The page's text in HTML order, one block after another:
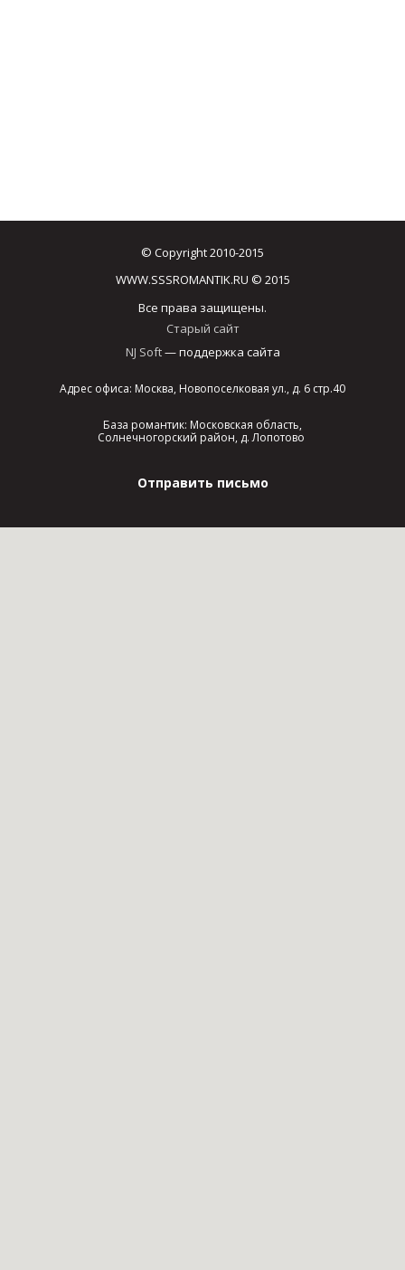
© Copyright 2010-2015
WWW.SSSROMANTIK.RU © 2015
Все права защищены.
Старый сайт
NJ Soft— поддержка сайта
Адрес офиса: Москва, Новопоселковая ул., д. 6 стр.40
База романтик: Московская область,
Солнечногорский район, д. Лопотово
Отправить письмо